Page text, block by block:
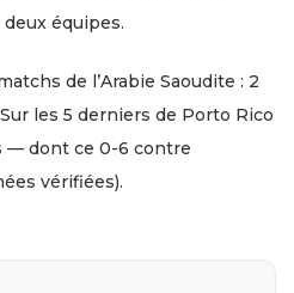
équipes.
de l’Arabie Saoudite : 2
les 5 derniers de Porto Rico
— dont ce 0-6 contre
vérifiées).